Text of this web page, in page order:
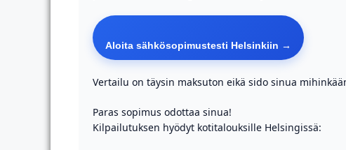
Aloita sähkösopimustesti Helsinkiin →
Vertailu on täysin maksuton eikä sido sinua
Paras sopimus odottaa sinua!
Kilpailutuksen hyödyt kotitalouksille Helsingissä: